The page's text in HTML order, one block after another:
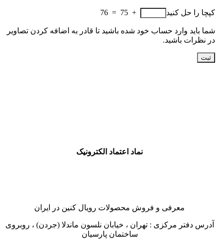
کپچا را حل کنید + 75 = 76
شما باید وارد حساب خود شده باشید تا قادر به اضافه کردن تصاویر
در نظرات باشید.
نماد اعتماد الکترونیک
معرفی و فروش محصولات رویال کنین در ایران
آدرس دفتر مرکزی : تهران ، خیابان نلسون ماندلا (جردن) ، روبروی
ساختمان پارسیان